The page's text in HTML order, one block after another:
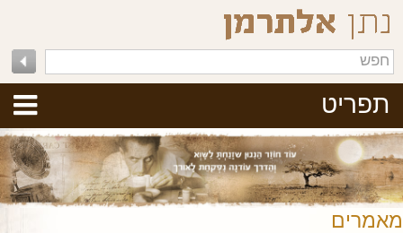
תפריט
מאמרים